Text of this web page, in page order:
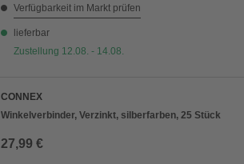
Verfügbarkeit im Markt prüfen
lieferbar
Zustellung 12.08. - 14.08.
CONNEX
Winkelverbinder, Verzinkt, silberfarben, 25 Stück
27,99 €